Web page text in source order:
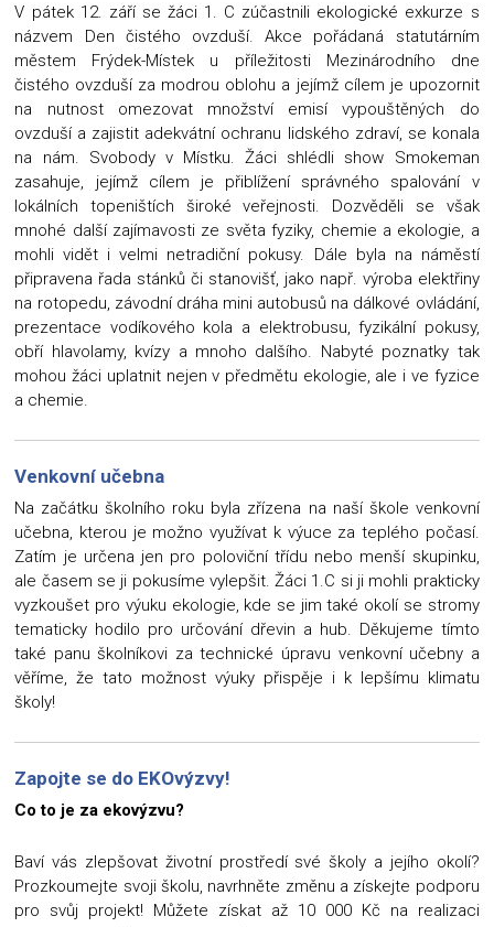
V pátek 12. září se žáci 1. C zúčastnili ekologické exkurze s
názvem Den čistého ovzduší. Akce pořádaná statutárním
městem Frýdek-Místek u příležitosti Mezinárodního dne
čistého ovzduší za modrou oblohu a jejímž cílem je upozornit
na nutnost omezovat množství emisí vypouštěných do
ovzduší a zajistit adekvátní ochranu lidského zdraví, se konala
na nám. Svobody v Místku. Žáci shlédli show Smokeman
zasahuje, jejímž cílem je přiblížení správného spalování v
lokálních topeništích široké veřejnosti. Dozvěděli se však
mnohé další zajímavosti ze světa fyziky, chemie a ekologie, a
mohli vidět i velmi netradiční pokusy. Dále byla na náměstí
připravena řada stánků či stanovišť, jako např. výroba elektřiny
na rotopedu, závodní dráha mini autobusů na dálkové ovládání,
prezentace vodíkového kola a elektrobusu, fyzikální pokusy,
obří hlavolamy, kvízy a mnoho dalšího. Nabyté poznatky tak
mohou žáci uplatnit nejen v předmětu ekologie, ale i ve fyzice
a chemie.
Venkovní učebna
Na začátku školního roku byla zřízena na naší škole venkovní
učebna, kterou je možno využívat k výuce za teplého počasí.
Zatím je určena jen pro poloviční třídu nebo menší skupinku,
ale časem se ji pokusíme vylepšit. Žáci 1.C si ji mohli prakticky
vyzkoušet pro výuku ekologie, kde se jim také okolí se stromy
tematicky hodilo pro určování dřevin a hub. Děkujeme tímto
také panu školníkovi za technické úpravu venkovní učebny a
věříme, že tato možnost výuky přispěje i k lepšímu klimatu
školy!
Zapojte se do EKOvýzvy!
Co to je za ekovýzvu?
Baví vás zlepšovat životní prostředí své školy a jejího okolí?
Prozkoumejte svoji školu, navrhněte změnu a získejte podporu
pro svůj projekt! Můžete získat až 10 000 Kč na realizaci